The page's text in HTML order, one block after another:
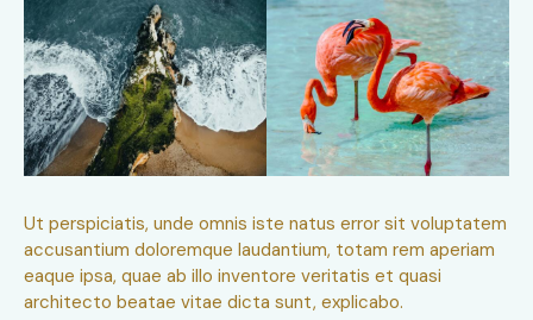
Ut perspiciatis, unde omnis iste natus error sit voluptatem
accusantium doloremque laudantium, totam rem aperiam
eaque ipsa, quae ab illo inventore veritatis et quasi
architecto beatae vitae dicta sunt, explicabo.